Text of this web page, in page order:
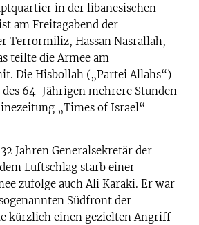
in der libanesischen
am Freitagabend der
Terrormiliz, Hassan Nasrallah,
teilte die Armee am
Die Hisbollah („Partei Allahs“)
64-Jährigen mehrere Stunden
„Times of Israel“
Jahren Generalsekretär der
Luftschlag starb einer
zufolge auch Ali Karaki. Er war
Südfront der
kürzlich einen gezielten Angriff